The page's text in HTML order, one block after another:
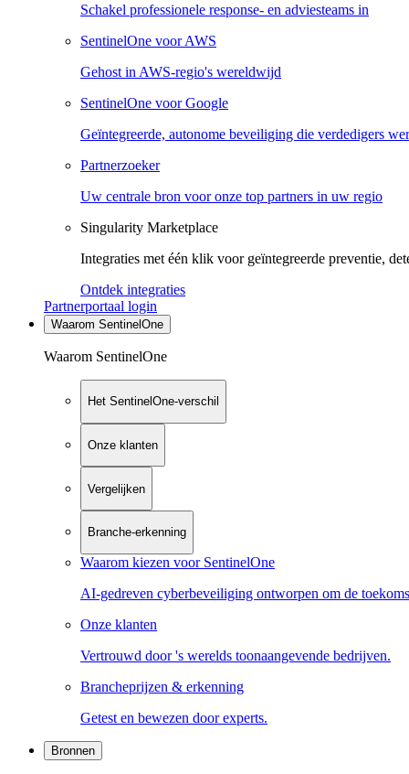
Schakel professionele response- en adviesteams in
SentinelOne voor AWS
Gehost in AWS-regio's wereldwijd
SentinelOne voor Google
Geïntegreerde, autonome beveiliging die verdedigers
Partnerzoeker
Uw centrale bron voor onze top partners in uw regio
Singularity Marketplace
Integraties met één klik voor geïntegreerde preventie,
Ontdek integraties
Partnerportaal login
Waarom SentinelOne
Waarom SentinelOne
Het SentinelOne-verschil
Onze klanten
Vergelijken
Branche-erkenning
Waarom kiezen voor SentinelOne
AI-gedreven cyberbeveiliging ontworpen om de
Onze klanten
Vertrouwd door 's werelds toonaangevende bedrijven.
Brancheprijzen & erkenning
Getest en bewezen door experts.
Bronnen